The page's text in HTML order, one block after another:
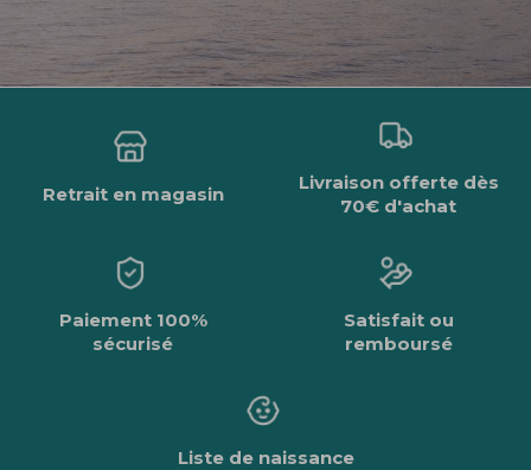
Retrait en magasin
Livraison offerte dès
70€ d'achat
Paiement 100%
sécurisé
Satisfait ou
remboursé
Liste de naissance